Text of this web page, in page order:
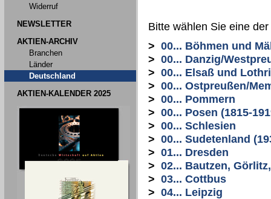
Widerruf
NEWSLETTER
AKTIEN-ARCHIV
Branchen
Länder
Deutschland
AKTIEN-KALENDER 2025
Bitte wählen Sie eine
> 00... Böhmen und
> 00... Danzig/
> 00... Elsaß und
> 00... Ostpreußen/
> 00... Pommern
> 00... Posen (1815-
> 00... Schlesien
> 00... Sudetenland
> 01... Dresden
> 02... Bautzen,
> 03... Cottbus
> 04... Leipzig